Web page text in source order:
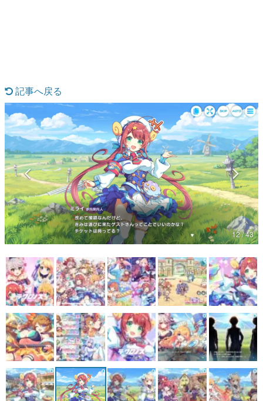
マンガ
女性向け
アプリレビュー
その他
電ファミニコゲーマーとは？
運営：株式会社マレ
記事へ戻る
12 / 43